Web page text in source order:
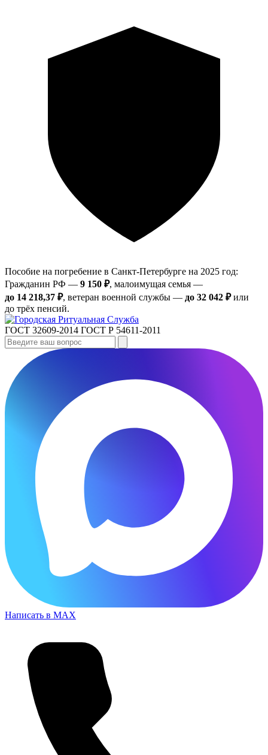
Пособие на погребение в Санкт‑Петербурге на 2025 год:
Гражданин РФ — 9 150 ₽, малоимущая семья —
до 14 218,37 ₽, ветеран военной службы — до 32 042 ₽или
до трёх пенсий.
ГОСТ 32609-2014 ГОСТ Р 54611-2011
Написать в MAX